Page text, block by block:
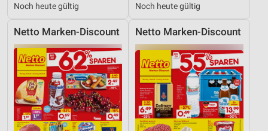
Noch heute gültig Noch heute gültig
Netto Marken-Discount Netto Marken-Discount